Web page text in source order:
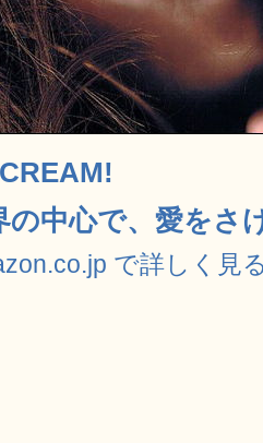
の中心で、愛をさ
で詳しく見